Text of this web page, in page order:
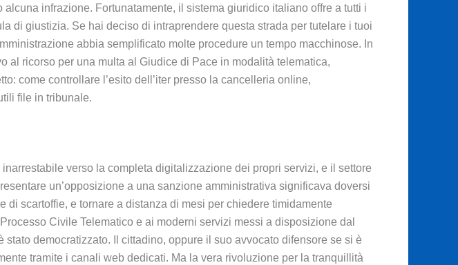
infrazione. Fortunatamente, il sistema giuridico italiano offre a tutti i
di giustizia. Se hai deciso di intraprendere questa strada per tutelare i tuoi
abbia semplificato molte procedure un tempo macchinose. In
al ricorso per una multa al Giudice di Pace in modalità telematica,
come controllare l’esito dell’iter presso la cancelleria online,
file in tribunale.
verso la completa digitalizzazione dei propri servizi, e il settore
un’opposizione a una sanzione amministrativa significava doversi
scartoffie, e tornare a distanza di mesi per chiedere timidamente
Civile Telematico e ai moderni servizi messi a disposizione dal
democratizzato. Il cittadino, oppure il suo avvocato difensore se si è
tramite i canali web dedicati. Ma la vera rivoluzione per la tranquillità